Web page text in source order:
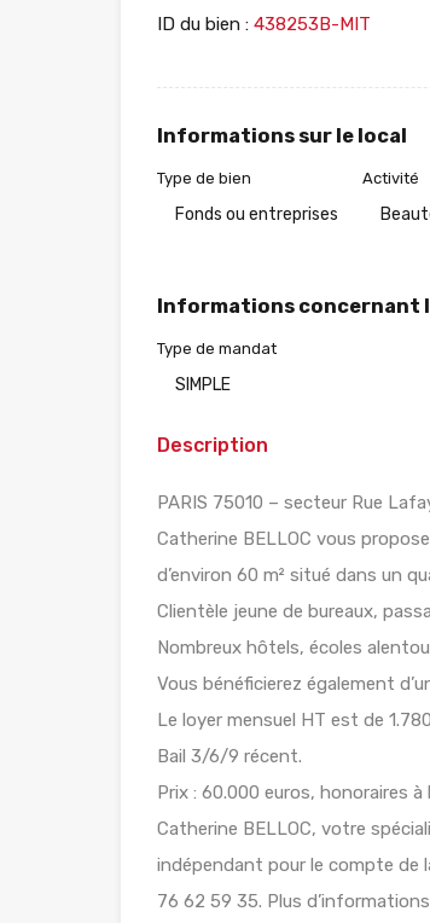
ID du bien : 438253B-MIT
Informations sur le local
Type de bien
Fonds ou entreprises
Activité
Informations concernant
Type de mandat
SIMPLE
Description
PARIS 75010 – secteur Rue
Catherine BELLOC vous
d’environ 60 m² situé dans un
Clientèle jeune de bureaux,
Nombreux hôtels, écoles
Vous bénéficierez également
Le loyer mensuel HT est de
Bail 3/6/9 récent.
Prix : 60.000 euros, honoraires
Catherine BELLOC, votre
indépendant pour le compte de
76 62 59 35. Plus